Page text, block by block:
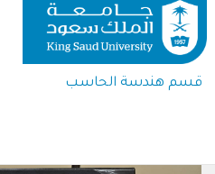
قسم هندسة الحاسب